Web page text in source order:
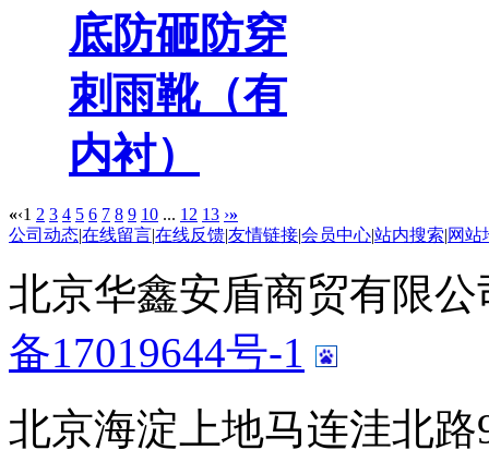
底防砸防穿
刺雨靴（有
内衬）
«‹1 2 3 4 5 6 7 8 9 10 ... 12 13 ›»
公司动态|在线留言|在线反馈|友情链接|会员中心|站内搜索|网站
北京华鑫安盾商贸有限
备17019644号-1
北京海淀上地马连洼北